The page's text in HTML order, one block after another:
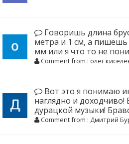
Говоришь длина
метра и 1 см, а пишешь
мм или я что то не
Comment from : олег
Вот это я понимаю
наглядно и
дурацкой музыки!
Comment from : Дмитрий